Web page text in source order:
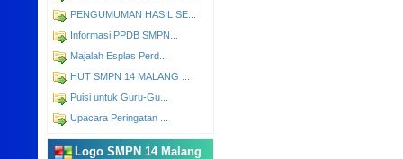
PENGUMUMAN HASIL SE...
Informasi PPDB SMPN...
Majalah Esplas Perd...
HUT SMPN 14 MALANG ...
Puisi untuk Guru-Gu...
Upacara Peringatan ...
Logo SMPN 14 Malang